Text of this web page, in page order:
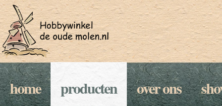
home producten over ons